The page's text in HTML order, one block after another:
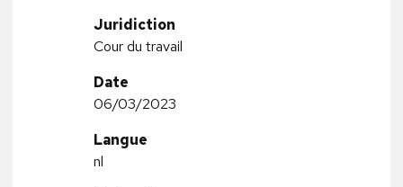
Juridiction
Cour du travail
Date
06/03/2023
Langue
nl